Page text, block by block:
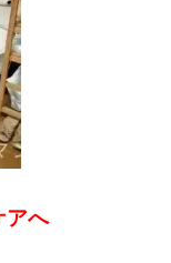
アへ